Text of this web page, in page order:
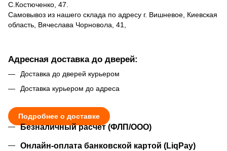
С.Костюченко, 47.
Самовывоз из нашего склада по адресу г. Вишневое, Киевская
область, Вячеслава Чорновола, 41,
Адресная доставка до дверей:
Доставка до дверей курьером
Доставка курьером до адреса
Подробнее о доставке
Безналичный расчет (ФЛП/ООО)
Онлайн-оплата банковской картой (LiqPay)